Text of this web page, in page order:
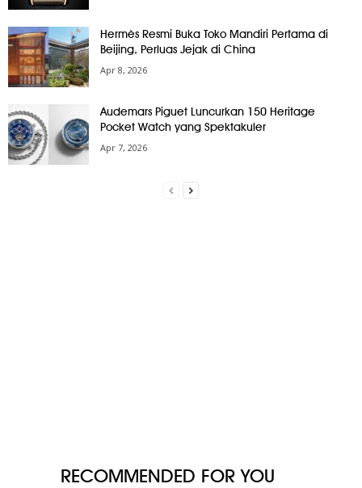
Hermès Resmi Buka Toko Mandiri Pertama di
Beijing, Perluas Jejak di China
Apr 8, 2026
Audemars Piguet Luncurkan 150 Heritage
Pocket Watch yang Spektakuler
Apr 7, 2026
RECOMMENDED FOR YOU